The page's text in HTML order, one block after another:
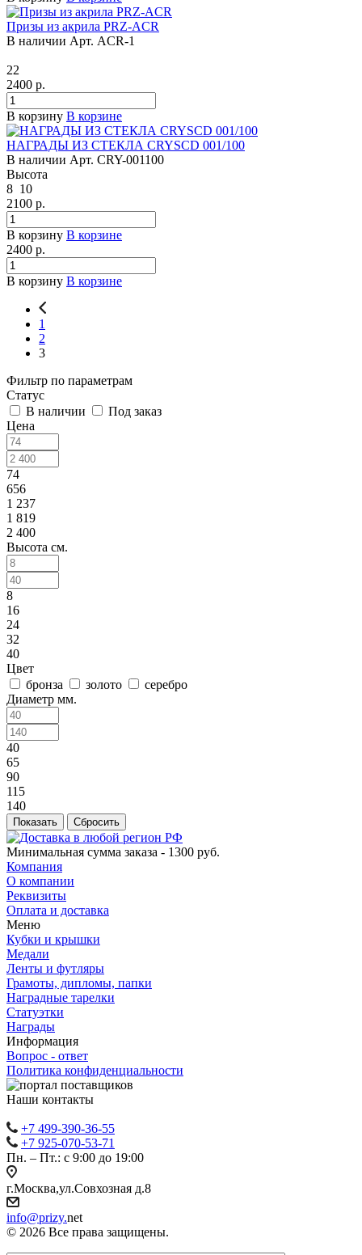
Призы из акрила PRZ-ACR
В наличии Арт. ACR-1
22
2400 р.
В корзину В корзине
НАГРАДЫ ИЗ СТЕКЛА CRYSCD 001/100
В наличии Арт. CRY-001100
Высота
8 10
2100 р.
В корзину В корзине
2400 р.
В корзину В корзине
1
2
3
Фильтр по параметрам
Статус
В наличии
Под заказ
Цена
74
656
1 237
1 819
2 400
Высота см.
8
16
24
32
40
Цвет
бронза
золото
серебро
Диаметр мм.
40
65
90
115
140
Сбросить
Минимальная сумма заказа - 1300 руб.
Компания
О компании
Реквизиты
Оплата и доставка
Меню
Кубки и крышки
Медали
Ленты и футляры
Грамоты, дипломы, папки
Наградные тарелки
Статуэтки
Награды
Информация
Вопрос - ответ
Политика конфиденциальности
Наши контакты
+7 499-390-36-55
+7 925-070-53-71
Пн. – Пт.: с 9:00 до 19:00
г.Москва,ул.Совхозная д.8
info@prizy.net
© 2026 Все права защищены.